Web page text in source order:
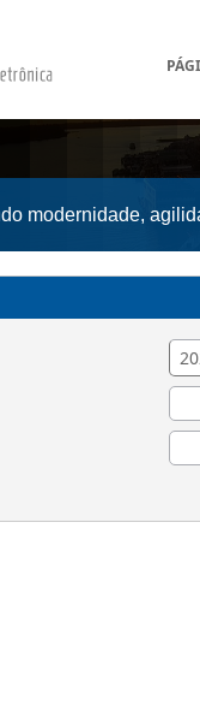
modernidade,